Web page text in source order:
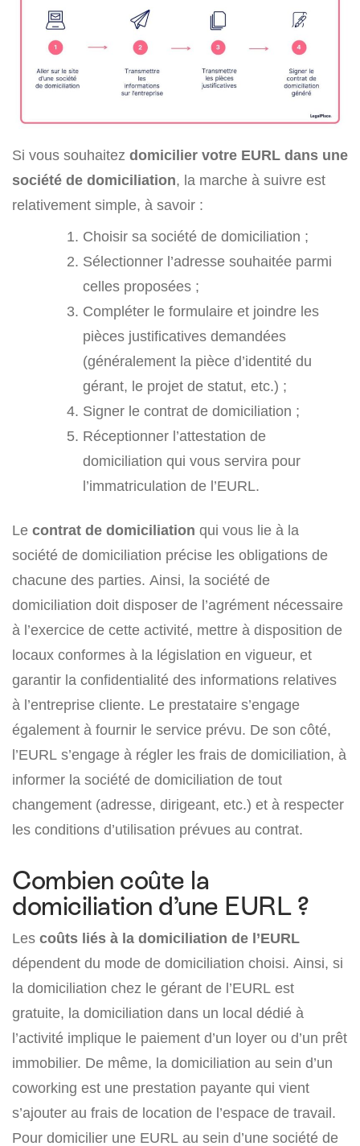
Si vous souhaitez domicilier votre EURL dans une
société de domiciliation, la marche à suivre est
relativement simple, à savoir :
Choisir sa société de domiciliation ;
Sélectionner l’adresse souhaitée parmi
celles proposées ;
Compléter le formulaire et joindre les
pièces justificatives demandées
(généralement la pièce d’identité du
gérant, le projet de statut, etc.) ;
Signer le contrat de domiciliation ;
Réceptionner l’attestation de
domiciliation qui vous servira pour
l’immatriculation de l’EURL.
Le contrat de domiciliation qui vous lie à la
société de domiciliation précise les obligations de
chacune des parties. Ainsi, la société de
domiciliation doit disposer de l’agrément nécessaire
à l’exercice de cette activité, mettre à disposition de
locaux conformes à la législation en vigueur, et
garantir la confidentialité des informations relatives
à l’entreprise cliente. Le prestataire s’engage
également à fournir le service prévu. De son côté,
l’EURL s’engage à régler les frais de domiciliation, à
informer la société de domiciliation de tout
changement (adresse, dirigeant, etc.) et à respecter
les conditions d’utilisation prévues au contrat.
Combien coûte la
domiciliation d’une EURL ?
Les coûts liés à la domiciliation de l’EURL
dépendent du mode de domiciliation choisi. Ainsi, si
la domiciliation chez le gérant de l’EURL est
gratuite, la domiciliation dans un local dédié à
l’activité implique le paiement d’un loyer ou d’un prêt
immobilier. De même, la domiciliation au sein d’un
coworking est une prestation payante qui vient
s’ajouter au frais de location de l’espace de travail.
Pour domicilier une EURL au sein d’une société de